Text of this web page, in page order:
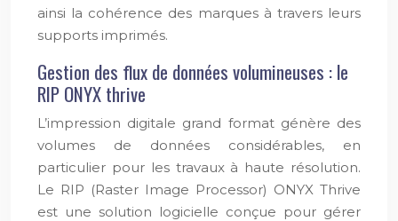
ainsi la cohérence des marques à travers leurs
supports imprimés.
Gestion des flux de données volumineuses : le
RIP ONYX thrive
L’impression digitale grand format génère des
volumes de données considérables, en
particulier pour les travaux à haute résolution.
Le RIP (Raster Image Processor) ONYX Thrive
est une solution logicielle conçue pour gérer